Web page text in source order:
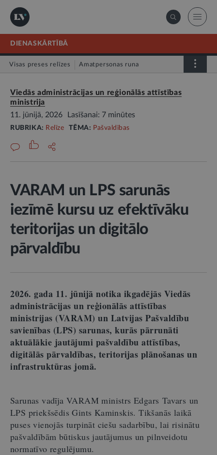
DIENASKĀRTĪBĀ
Visas preses relīzes Amatpersonas runa
Viedās administrācijas un reģionālās attīstības
ministrija
11. jūnijā, 2026
Lasīšanai: 7 minūtes
RUBRIKA: Relīze TĒMA: Pašvaldības
VARAM un LPS sarunās
iezīmē kursu uz efektīvāku
teritorijas un digitālo
pārvaldību
2026. gada 11. jūnijā notika ikgadējās Viedās
administrācijas un reģionālās attīstības
ministrijas (VARAM) un Latvijas Pašvaldību
savienības (LPS) sarunas, kurās pārrunāti
aktuālākie jautājumi pašvaldību attīstības,
digitālās pārvaldības, teritorijas plānošanas un
infrastruktūras jomā.
Sarunas vadīja VARAM ministrs Edgars Tavars un
LPS priekšsēdis Gints Kaminskis. Tikšanās laikā
puses vienojās turpināt ciešu sadarbību, lai risinātu
pašvaldībām būtiskus jautājumus un pilnveidotu
normatīvo regulējumu.